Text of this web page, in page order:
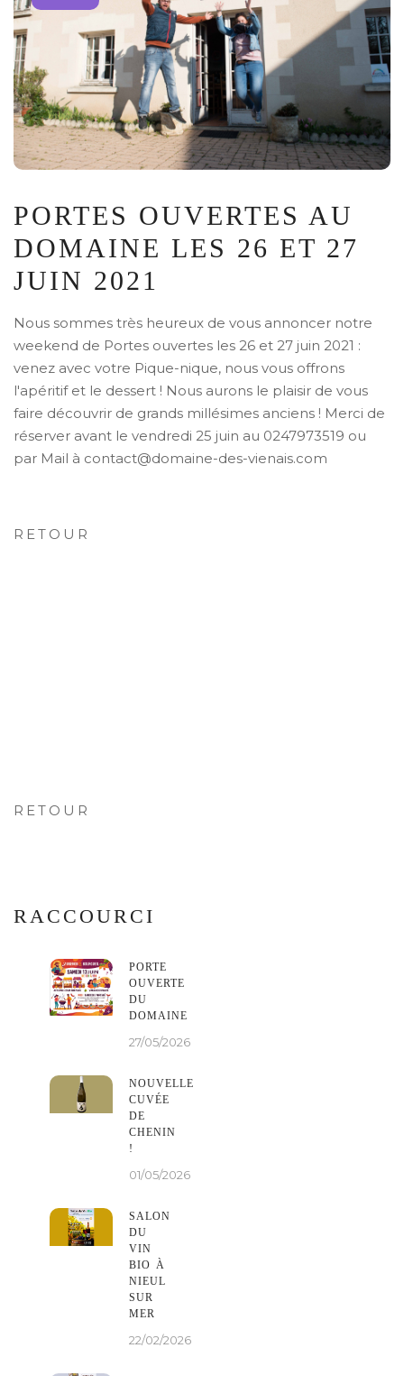
PORTES OUVERTES AU
DOMAINE LES 26 ET 27
JUIN 2021
Nous sommes très heureux de vous annoncer notre
weekend de Portes ouvertes les 26 et 27 juin 2021 :
venez avec votre Pique-nique, nous vous offrons
l'apéritif et le dessert ! Nous aurons le plaisir de vous
faire découvrir de grands millésimes anciens ! Merci de
réserver avant le vendredi 25 juin au 0247973519 ou
par Mail à contact@domaine-des-vienais.com
RETOUR
RETOUR
RACCOURCI
PORTE
OUVERTE
DU
DOMAINE
27/05/2026
NOUVELLE
CUVÉE
DE
CHENIN
!
01/05/2026
SALON
DU
VIN
BIO À
NIEUL
SUR
MER
22/02/2026